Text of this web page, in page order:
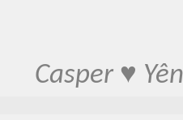
Casper ♥